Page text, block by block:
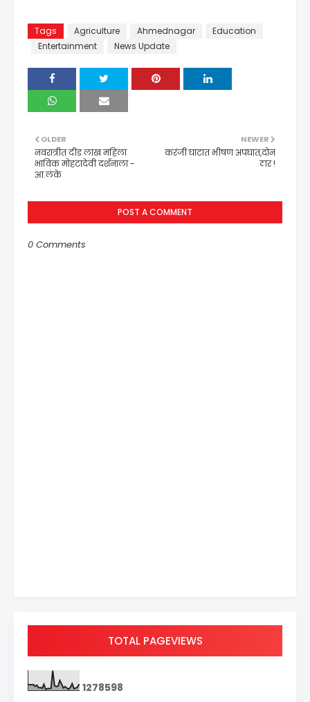
Tags Agriculture Ahmednagar
Education
Entertainment
News Update
NEWER
करंजी घाटात भीषण अपघात,दोन
ठार !
OLDER
नवरात्रीत दीड लाख महिला
भाविक मोहटादेवी दर्शनाला -
आ.लंके
POST A COMMENT
0 Comments
TOTAL PAGEVIEWS
1278598